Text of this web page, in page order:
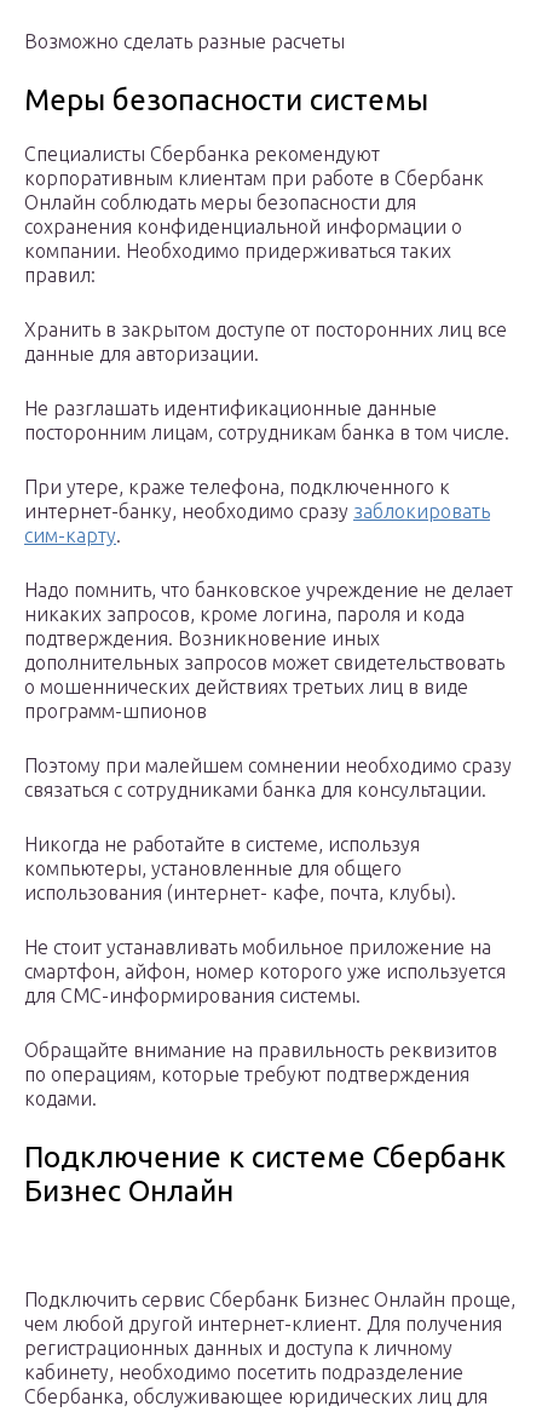
Возможно сделать разные расчеты
Меры безопасности системы
Специалисты Сбербанка рекомендуют
корпоративным клиентам при работе в Сбербанк
Онлайн соблюдать меры безопасности для
сохранения конфиденциальной информации о
компании. Необходимо придерживаться таких
правил:
Хранить в закрытом доступе от посторонних лиц все
данные для авторизации.
Не разглашать идентификационные данные
посторонним лицам, сотрудникам банка в том числе.
При утере, краже телефона, подключенного к
интернет-банку, необходимо сразу заблокировать
сим-карту.
Надо помнить, что банковское учреждение не делает
никаких запросов, кроме логина, пароля и кода
подтверждения. Возникновение иных
дополнительных запросов может свидетельствовать
о мошеннических действиях третьих лиц в виде
программ-шпионов
Поэтому при малейшем сомнении необходимо сразу
связаться с сотрудниками банка для консультации.
Никогда не работайте в системе, используя
компьютеры, установленные для общего
использования (интернет- кафе, почта, клубы).
Не стоит устанавливать мобильное приложение на
смартфон, айфон, номер которого уже используется
для СМС-информирования системы.
Обращайте внимание на правильность реквизитов
по операциям, которые требуют подтверждения
кодами.
Подключение к системе Сбербанк
Бизнес Онлайн
Подключить сервис Сбербанк Бизнес Онлайн проще,
чем любой другой интернет-клиент. Для получения
регистрационных данных и доступа к личному
кабинету, необходимо посетить подразделение
Сбербанка, обслуживающее юридических лиц для